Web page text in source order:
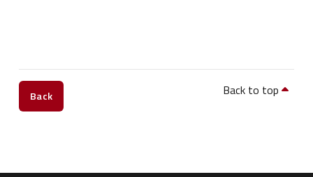
Back Back to top